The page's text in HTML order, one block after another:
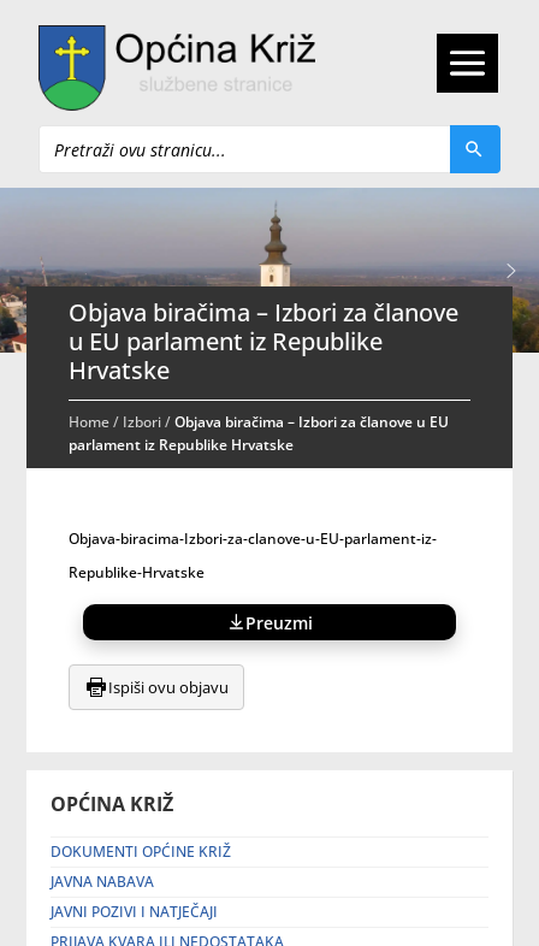
Pretraži
OPĆINA KRIŽ
DOKUMENTI OPĆINE KRIŽ
JAVNA NABAVA
JAVNI POZIVI I NATJEČAJI
PRIJAVA KVARA ILI NEDOSTATAKA
Objava biračima – Izbori za članove
u EU parlament iz Republike
Hrvatske
Home/ Izbori/Objava biračima – Izbori za članove u EU
parlament iz Republike Hrvatske
Objava-biracima-Izbori-za-clanove-u-EU-parlament-iz-
Republike-Hrvatske
Preuzmi
Ispiši ovu objavu